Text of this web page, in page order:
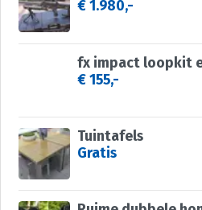
€ 1.980,-
€ 155,-
Tuintafels
Gratis